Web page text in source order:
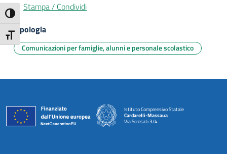
Attiva/disattiva alto contrasto
Attiva/disattiva dimensione testo
Stampa / Condividi
Tipologia
Comunicazioni per famiglie, alunni e personale scolastico
Istituto Comprensivo Statale
Cardarelli-Massaua
Via Scrosati 3/4